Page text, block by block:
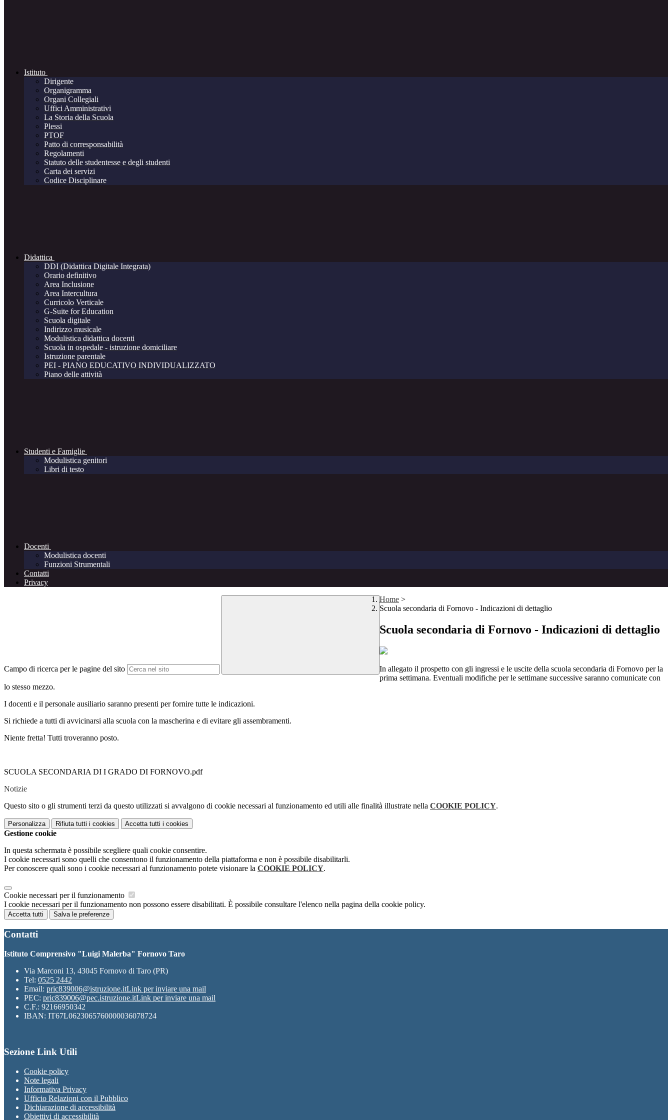
Istituto
Dirigente
Organigramma
Organi Collegiali
Uffici Amministrativi
La Storia della Scuola
Plessi
PTOF
Patto di corresponsabilità
Regolamenti
Statuto delle studentesse e degli studenti
Carta dei servizi
Codice Disciplinare
Didattica
DDI (Didattica Digitale Integrata)
Orario definitivo
Area Inclusione
Area Intercultura
Curricolo Verticale
G-Suite for Education
Scuola digitale
Indirizzo musicale
Modulistica didattica docenti
Scuola in ospedale - istruzione domiciliare
Istruzione parentale
PEI - PIANO EDUCATIVO INDIVIDUALIZZATO
Piano delle attività
Studenti e Famiglie
Modulistica genitori
Libri di testo
Docenti
Modulistica docenti
Funzioni Strumentali
Contatti
Privacy
Campo di ricerca per le pagine del sito
Home >
Scuola secondaria di Fornovo - Indicazioni di dettaglio
Scuola secondaria di Fornovo - Indicazioni di dettaglio
In allegato il prospetto con gli ingressi e le uscite della scuola secondaria di Fornovo per la
prima settimana. Eventuali modifiche per le settimane successive saranno comunicate con
lo stesso mezzo.
I docenti e il personale ausiliario saranno presenti per fornire tutte le indicazioni.
Si richiede a tutti di avvicinarsi alla scuola con la mascherina e di evitare gli assembramenti.
Niente fretta! Tutti troveranno posto.
SCUOLA SECONDARIA DI I GRADO DI FORNOVO.pdf
Notizie
Questo sito o gli strumenti terzi da questo utilizzati si avvalgono di cookie necessari al funzionamento ed utili alle finalità illustrate nella COOKIE POLICY.
Personalizza Rifiuta tutti i cookies Accetta tutti i cookies
Gestione cookie
In questa schermata è possibile scegliere quali cookie consentire.
I cookie necessari sono quelli che consentono il funzionamento della piattaforma e non è possibile disabilitarli.
Per conoscere quali sono i cookie necessari al funzionamento potete visionare la COOKIE POLICY.
Cookie necessari per il funzionamento
I cookie necessari per il funzionamento non possono essere disabilitati. È possibile consultare l'elenco nella pagina della cookie policy.
Accetta tutti Salva le preferenze
Contatti
Istituto Comprensivo "Luigi Malerba" Fornovo Taro
Via Marconi 13, 43045 Fornovo di Taro (PR)
Tel: 0525 2442
Email: pric839006@istruzione.itLink per inviare una mail
PEC: pric839006@pec.istruzione.itLink per inviare una mail
C.F.: 92166950342
IBAN: IT67L0623065760000036078724
Sezione Link Utili
Cookie policy
Note legali
Informativa Privacy
Ufficio Relazioni con il Pubblico
Dichiarazione di accessibilità
Obiettivi di accessibilità